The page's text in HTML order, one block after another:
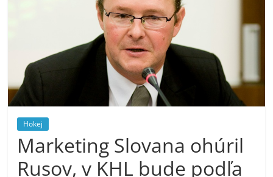
Hokej
Marketing Slovana ohúril
Rusov, v KHL bude podľa